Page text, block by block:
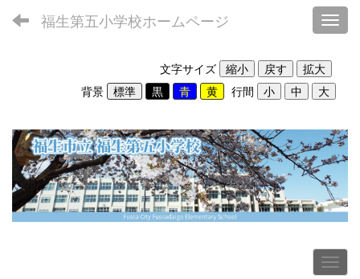
福生第五小学校ホームページ
文字サイズ
背景
行間